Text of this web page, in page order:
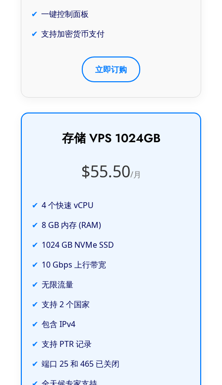
一键控制面板
支持加密货币支付
立即订购
存储 VPS 1024GB
$55.50/月
4 个快速 vCPU
8 GB 内存 (RAM)
1024 GB NVMe SSD
10 Gbps 上行带宽
无限流量
支持 2 个国家
包含 IPv4
支持 PTR 记录
端口 25 和 465 已关闭